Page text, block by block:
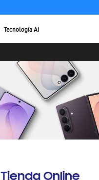
Tecnología AI
Tienda Online